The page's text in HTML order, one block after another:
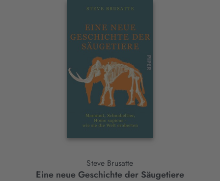
Steve Brusatte
Eine neue Geschichte der Säugetiere